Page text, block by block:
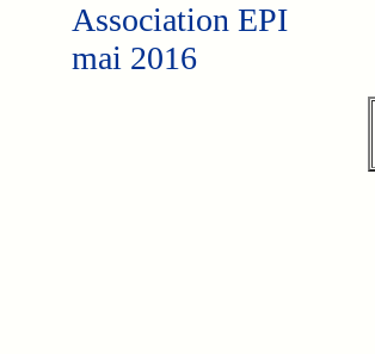
Association EPI
mai 2016